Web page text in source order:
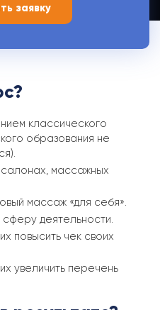
классического
образования не
массажных
массаж «для себя».
сферу деятельности.
повысить чек своих
увеличить перечень